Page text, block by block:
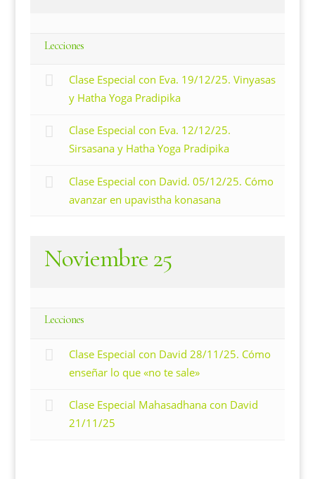
Lecciones
Clase Especial con Eva. 19/12/25. Vinyasas
y Hatha Yoga Pradipika
Clase Especial con Eva. 12/12/25.
Sirsasana y Hatha Yoga Pradipika
Clase Especial con David. 05/12/25. Cómo
avanzar en upavistha konasana
Noviembre 25
Lecciones
Clase Especial con David 28/11/25. Cómo
enseñar lo que «no te sale»
Clase Especial Mahasadhana con David
21/11/25